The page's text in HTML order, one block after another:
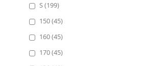
S (199)
150 (45)
160 (45)
170 (45)